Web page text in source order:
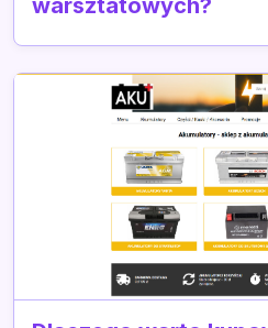
warsztatowych?